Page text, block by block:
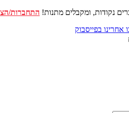
נקודות, ומקבלים מתנות! התחברות/